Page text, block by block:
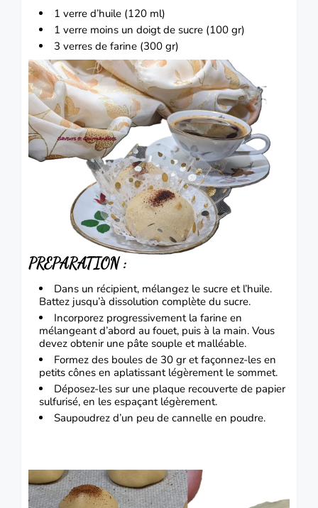
1 verre d’huile (120 ml)
1 verre moins un doigt de sucre (100 gr)
3 verres de farine (300 gr)
PREPARATION :
Dans un récipient, mélangez le sucre et l’huile.
Battez jusqu’à dissolution complète du sucre.
Incorporez progressivement la farine en
mélangeant d’abord au fouet, puis à la main. Vous
devez obtenir une pâte souple et malléable.
Formez des boules de 30 gr et façonnez-les en
petits cônes en aplatissant légèrement le sommet.
Déposez-les sur une plaque recouverte de papier
sulfurisé, en les espaçant légèrement.
Saupoudrez d’un peu de cannelle en poudre.